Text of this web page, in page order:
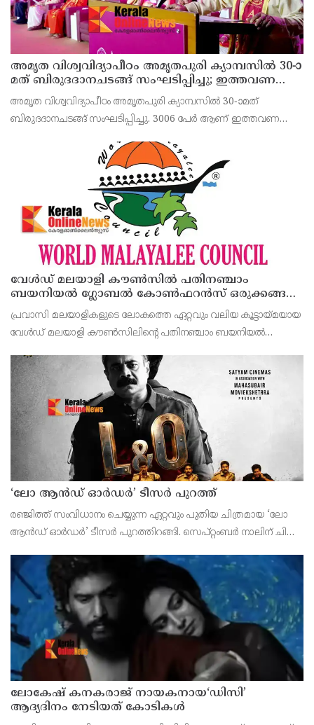
അമൃത വിശ്വവിദ്യാപീഠം അമൃതപുരി ക്യാമ്പസിൽ 30-ാ
മത് ബിരുദദാനചടങ്ങ് സംഘടിപ്പിച്ചു; ഇത്തവണ
ബിരുദം സ്വീകരിച്ചത് 3006 പേർ - 54 പേർക്ക്
ഡോക്ടറൽ ബിരുദം
അമൃത വിശ്വവിദ്യാപീഠം അമൃതപുരി ക്യാമ്പസിൽ 30-ാമത്
ബിരുദദാനചടങ്ങ് സംഘടിപ്പിച്ചു. 3006 പേർ ആണ് ഇത്തവണ
ജീവിതത്തിൽ പല കാര്യങ്ങളോടും ഉള്ളതുപോലെതന്നെ
വേൾഡ് മലയാളി കൗൺസിൽ പതിനഞ്ചാം
ബയനിയൽ ഗ്ലോബൽ കോൺഫറൻസ് ഒരുക്കങ്ങൾ
പൂർത്തിയായി
പ്രവാസി മലയാളികളുടെ ലോകത്തെ ഏറ്റവും വലിയ കൂട്ടായ്മയായ
വേൾഡ് മലയാളി കൗൺസിലിൻ്റെ പതിനഞ്ചാം ബയനിയൽ
അമേരിയ്ക്കയിലെ ഡാളസിൽ നടക്കും. ലോക രാജ്യങ്ങളിലെ
വിവിധ പ്രൊ
‘ലോ ആൻഡ് ഓർഡർ’ ടീസർ പുറത്ത്
രഞ്ജിത്ത് സംവിധാനം ചെയ്യുന്ന ഏറ്റവും പുതിയ ചിത്രമായ ‘ലോ
ആൻഡ് ഓർഡർ’ ടീസർ പുറത്തിറങ്ങി. സെപ്റ്റംബർ നാലിന് ചിത്രം
അണിയറപ്രവർത്തകർ ടീസർ പുറത്തുവിട്ടത്
ലോകേഷ് കനകരാജ് നായകനായ‘ഡിസി’
ആദ്യദിനം നേടിയത് കോടികൾ